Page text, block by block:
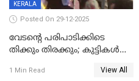
KERALA
Posted On 29-12-2025
വേടന്റെ പരിപാടിക്കിടെ
തിക്കും തിരക്കും; കുട്ടികള്‍
പരിക്ക്; പാളം മറികടന്ന
1 Min Read View All